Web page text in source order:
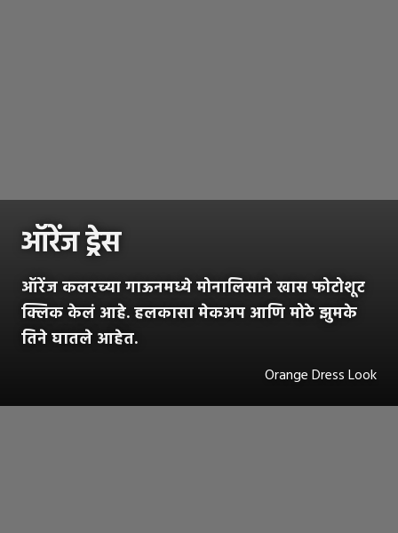
ऑरेंज ड्रेस
ऑरेंज कलरच्या गाऊनमध्ये मोनालिसाने खास फोटोशूट
क्लिक केलं आहे. हलकासा मेकअप आणि मोठे झुमके
तिने घातले आहेत.
Orange Dress Look